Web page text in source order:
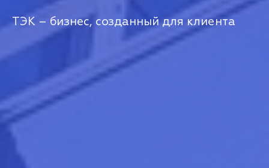
ТЭК – бизнес, созданный для клиента